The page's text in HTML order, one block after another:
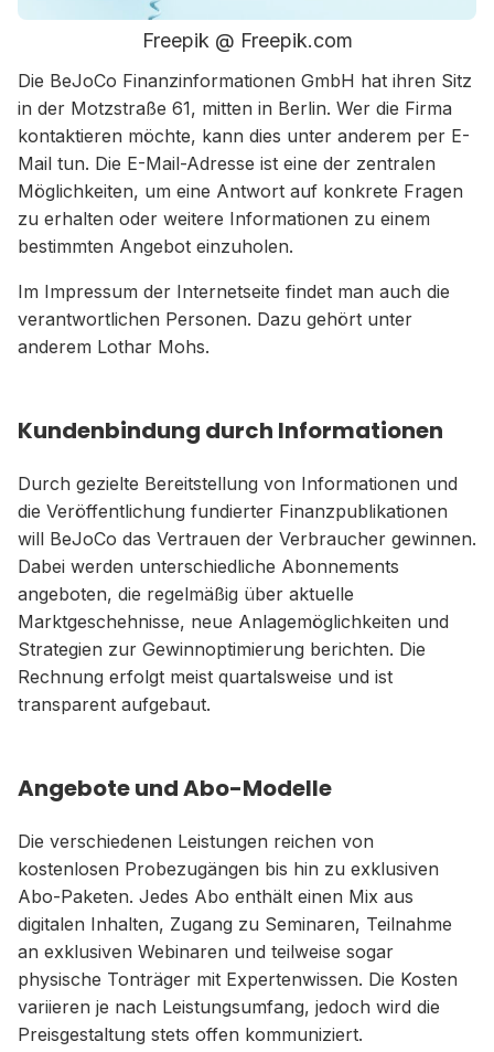
Freepik @ Freepik.com
Die BeJoCo Finanzinformationen GmbH hat ihren Sitz
in der Motzstraße 61, mitten in Berlin. Wer die Firma
kontaktieren möchte, kann dies unter anderem per E-
Mail tun. Die E-Mail-Adresse ist eine der zentralen
Möglichkeiten, um eine Antwort auf konkrete Fragen
zu erhalten oder weitere Informationen zu einem
bestimmten Angebot einzuholen.
Im Impressum der Internetseite findet man auch die
verantwortlichen Personen. Dazu gehört unter
anderem Lothar Mohs.
Kundenbindung durch Informationen
Durch gezielte Bereitstellung von Informationen und
die Veröffentlichung fundierter Finanzpublikationen
will BeJoCo das Vertrauen der Verbraucher gewinnen.
Dabei werden unterschiedliche Abonnements
angeboten, die regelmäßig über aktuelle
Marktgeschehnisse, neue Anlagemöglichkeiten und
Strategien zur Gewinnoptimierung berichten. Die
Rechnung erfolgt meist quartalsweise und ist
transparent aufgebaut.
Angebote und Abo-Modelle
Die verschiedenen Leistungen reichen von
kostenlosen Probezugängen bis hin zu exklusiven
Abo-Paketen. Jedes Abo enthält einen Mix aus
digitalen Inhalten, Zugang zu Seminaren, Teilnahme
an exklusiven Webinaren und teilweise sogar
physische Tonträger mit Expertenwissen. Die Kosten
variieren je nach Leistungsumfang, jedoch wird die
Preisgestaltung stets offen kommuniziert.